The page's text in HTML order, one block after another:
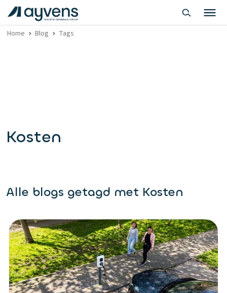
Home Blog Tags
Kosten
Alle blogs getagd met Kosten